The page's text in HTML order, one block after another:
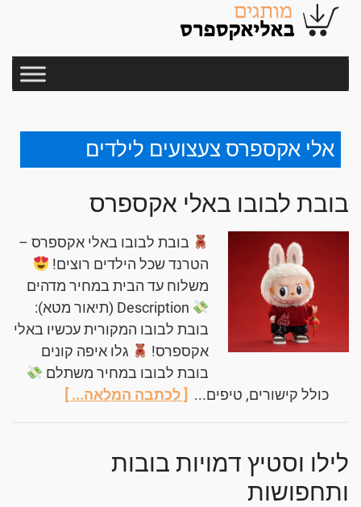
אלי אקספרס צעצועים לילדים
בובת לבובו באלי אקספרס
בובת לבובו באלי אקספרס –
הטרנד שכל הילדים רוצים!
משלוח עד הבית במחיר מדהים
Description (תיאור מטא):
בובת לבובו המקורית עכשיו באלי
אקספרס!
גלו איפה קונים
בובת לבובו במחיר משתלם
כולל קישורים, טיפים... [ לכתבה המלאה... ]
לילו וסטיץ דמויות בובות
ותחפושות